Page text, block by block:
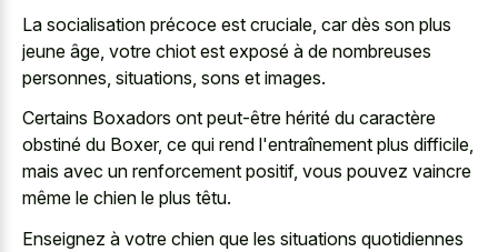
La socialisation précoce est cruciale, car dès son plus
jeune âge, votre chiot est exposé à de nombreuses
personnes, situations, sons et images.
Certains Boxadors ont peut-être hérité du caractère
obstiné du Boxer, ce qui rend l'entraînement plus difficile,
mais avec un renforcement positif, vous pouvez vaincre
même le chien le plus têtu.
Enseignez à votre chien que les situations quotidiennes